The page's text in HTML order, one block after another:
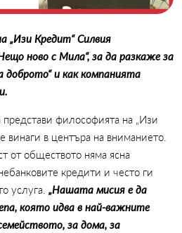
„Изи Кредит“ Силвия
ново с Мила“, за да разкаже за
и как компанията
представи философията на „Изи
винаги в центъра на вниманието.
от обществото няма ясна
кредити и често ги
услуга. „Нашата мисия е да
която идва в най-важните
за дома, за